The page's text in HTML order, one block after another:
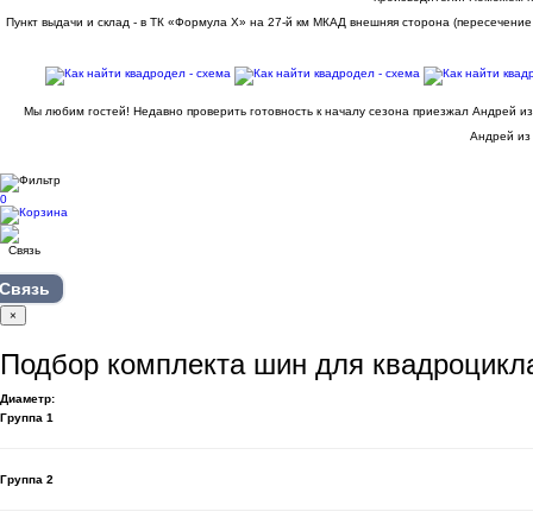
Пункт выдачи и склад - в ТК «Формула X» на 27-й км МКАД внешняя сторона
Мы любим гостей! Недавно проверить готовность к началу сезона приезжал
Андрей из
0
×
Подбор комплекта шин для
Диаметр:
Группа 1
Группа 2